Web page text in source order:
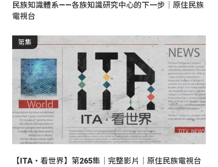
民族知識體系——各族知識研究中心的下一步｜原住民族
電視台
第集
【ITA・看世界】第265集｜完整影片｜原住民族電視台